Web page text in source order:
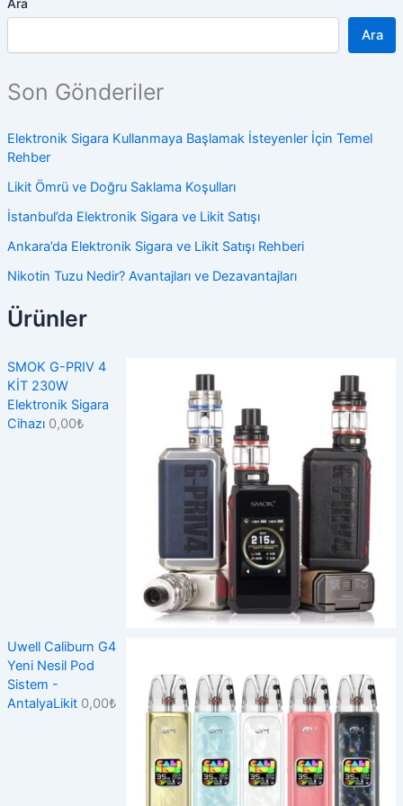
Ara
Ara
Son Gönderiler
Elektronik Sigara Kullanmaya Başlamak İsteyenler İçin Temel
Rehber
Likit Ömrü ve Doğru Saklama Koşulları
İstanbul’da Elektronik Sigara ve Likit Satışı
Ankara’da Elektronik Sigara ve Likit Satışı Rehberi
Nikotin Tuzu Nedir? Avantajları ve Dezavantajları
Ürünler
SMOK G-PRIV 4
KİT 230W
Elektronik Sigara
Cihazı 0,00₺
Uwell Caliburn G4
Yeni Nesil Pod
Sistem -
AntalyaLikit 0,00₺